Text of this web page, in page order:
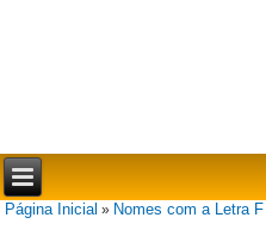
Página Inicial » Nomes com a Letra F